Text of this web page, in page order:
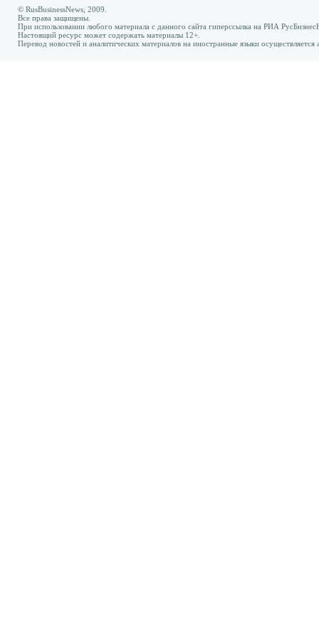
© RusBusinessNews, 2009.
Все права защищены.
При использовании любого материала с данного сайта гиперссылка на РИА
Настоящий ресурс может содержать материалы 12+.
Перевод новостей и аналитических материалов на иностранные языки осуществляется